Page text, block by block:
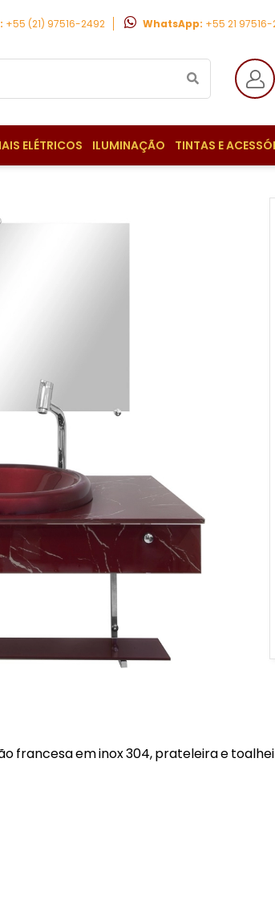
+55 (21) 97516-2492 WhatsApp: +55 21
ELÉTRICOS ILUMINAÇÃO TINTAS E
francesa em inox 304, prateleira e